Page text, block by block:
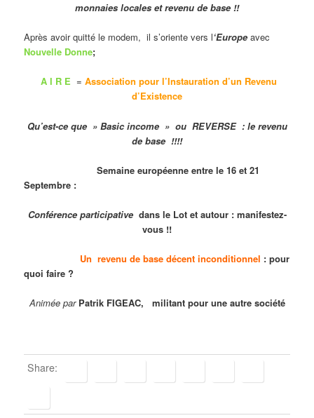
monnaies locales et revenu de base !!
Après avoir quitté le modem, il s’oriente vers l‘Europe avec
Nouvelle Donne;
A I R E = Association pour l’Instauration d’un Revenu
d’Existence
Qu’est-ce que » Basic income » ou REVERSE : le revenu
de base !!!!
Semaine européenne entre le 16 et 21
Septembre :
Conférence participativedans le Lot et autour : manifestez-
vous !!
Un revenu de base décent inconditionnel : pour
quoi faire ?
Animée par Patrik FIGEAC, militant pour une autre société
Share: